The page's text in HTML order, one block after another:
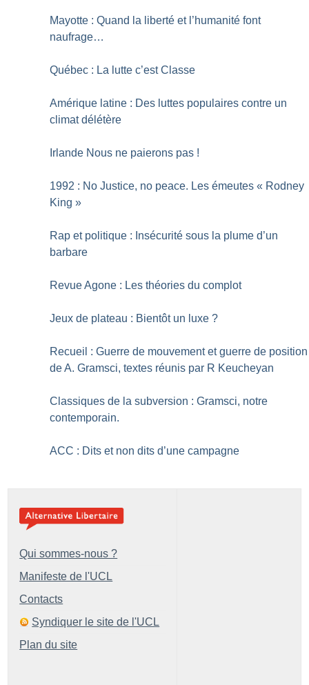
Mayotte : Quand la liberté et l’humanité font
naufrage…
Québec : La lutte c’est Classe
Amérique latine : Des luttes populaires contre un
climat délétère
Irlande Nous ne paierons pas !
1992 : No Justice, no peace. Les émeutes « Rodney
King »
Rap et politique : Insécurité sous la plume d’un
barbare
Revue Agone : Les théories du complot
Jeux de plateau : Bientôt un luxe ?
Recueil : Guerre de mouvement et guerre de position
de A. Gramsci, textes réunis par R Keucheyan
Classiques de la subversion : Gramsci, notre
contemporain.
ACC : Dits et non dits d’une campagne
Qui sommes-nous ?
Manifeste de l'UCL
Contacts
Syndiquer le site de l'UCL
Plan du site